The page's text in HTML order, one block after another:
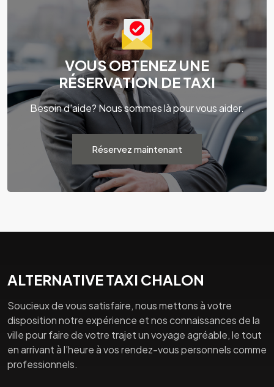
VOUS OBTENEZ UNE
RÉSERVATION DE TAXI
Besoin d'aide? Nous sommes là pour vous aider.
Réservez maintenant
ALTERNATIVE TAXI CHALON
Soucieux de vous satisfaire, nous mettons à votre
disposition notre expérience et nos connaissances de la
ville pour faire de votre trajet un voyage agréable, le tout
en arrivant à l’heure à vos rendez-vous personnels comme
professionnels.